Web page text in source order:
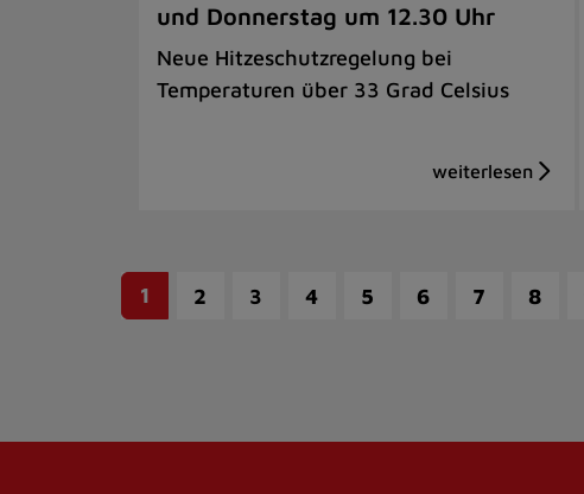
und Donnerstag um 12.30 Uhr
Neue Hitzeschutzregelung bei
Temperaturen über 33 Grad Celsius
1 2 3 4 5 6 7 8